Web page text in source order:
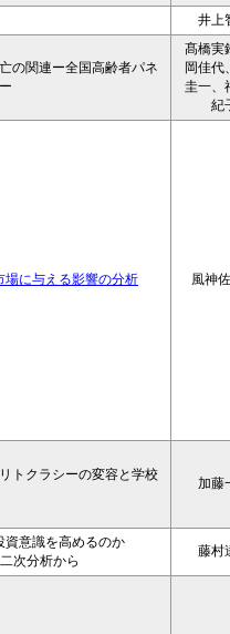
井上
の関連ー全国高齢者パネ
髙橋実
岡佳代
圭一、
紀
場に与える影響の分析 風神
トクラシーの変容と学校
加藤
資意識を高めるのか
次分析から
藤村